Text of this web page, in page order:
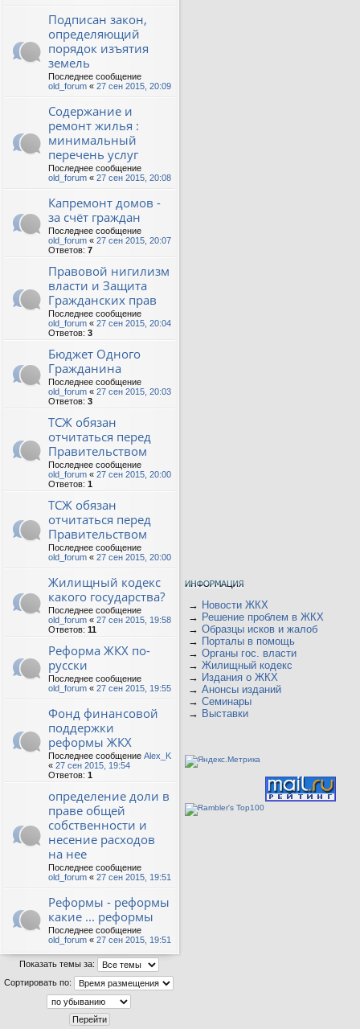
Подписан закон,
определяющий
порядок изъятия
земель
Последнее сообщение
old_forum « 27 сен 2015, 20:09
Содержание и
ремонт жилья :
минимальный
перечень услуг
Последнее сообщение
old_forum « 27 сен 2015, 20:08
Капремонт домов -
за счёт граждан
Последнее сообщение
old_forum « 27 сен 2015, 20:07
Ответов: 7
Правовой нигилизм
власти и Защита
Гражданских прав
Последнее сообщение
old_forum « 27 сен 2015, 20:04
Ответов: 3
Бюджет Одного
Гражданина
Последнее сообщение
old_forum « 27 сен 2015, 20:03
Ответов: 3
ТСЖ обязан
отчитаться перед
Правительством
Последнее сообщение
old_forum « 27 сен 2015, 20:00
Ответов: 1
ТСЖ обязан
отчитаться перед
Правительством
Последнее сообщение
old_forum « 27 сен 2015, 20:00
Жилищный кодекс
какого государства?
Последнее сообщение
old_forum « 27 сен 2015, 19:58
Ответов: 11
Реформа ЖКХ по-
русски
Последнее сообщение
old_forum « 27 сен 2015, 19:55
Фонд финансовой
поддержки
реформы ЖКХ
Последнее сообщение Alex_K
« 27 сен 2015, 19:54
Ответов: 1
определение доли в
праве общей
собственности и
несение расходов
на нее
Последнее сообщение
old_forum « 27 сен 2015, 19:51
Реформы - реформы
какие ... реформы
Последнее сообщение
old_forum « 27 сен 2015, 19:51
Показать темы за:
Сортировать по:
→ Новости ЖКХ
→ Решение проблем в ЖКХ
→ Образцы исков и жалоб
→ Порталы в помощь
→ Органы гос. власти
→ Жилищный кодекс
→ Издания о ЖКХ
→ Анонсы изданий
→ Семинары
→ Выставки